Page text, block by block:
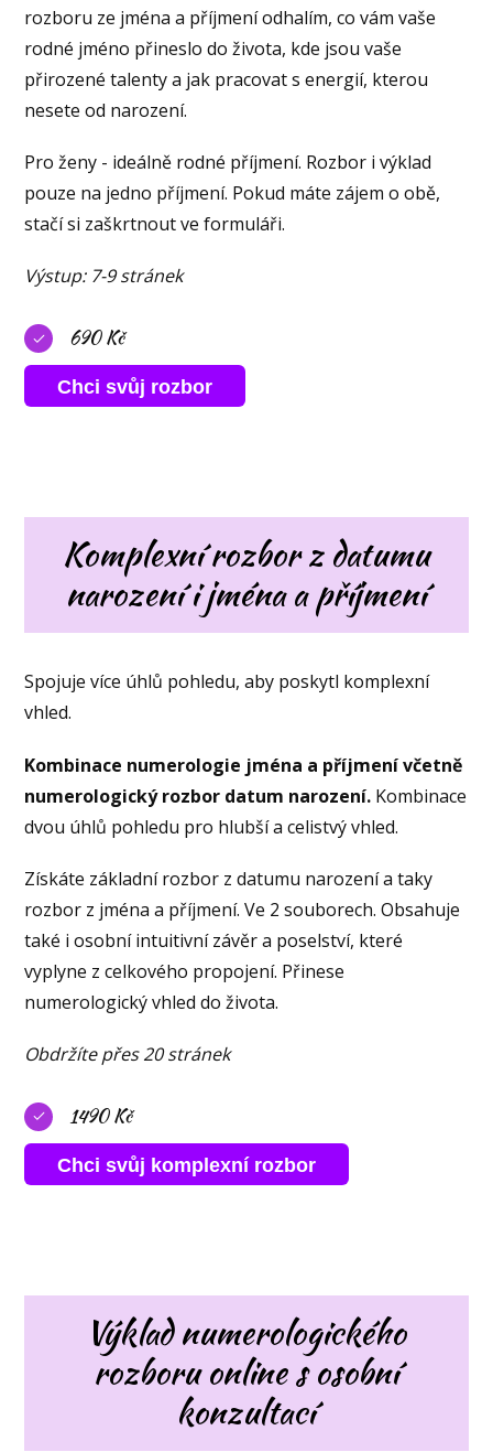
rozboru ze jména a příjmení odhalím, co vám vaše
rodné jméno přineslo do života, kde jsou vaše
přirozené talenty a jak pracovat s energií, kterou
nesete od narození.
Pro ženy - ideálně rodné příjmení. Rozbor i výklad
pouze na jedno příjmení. Pokud máte zájem o obě,
stačí si zaškrtnout ve formuláři.
Výstup: 7-9 stránek
690 Kč
Chci svůj rozbor
Komplexní rozbor z datumu
narození i jména a příjmení
Spojuje více úhlů pohledu, aby poskytl komplexní
vhled.
Kombinace numerologie jména a příjmení včetně
numerologický rozbor datum narození. Kombinace
dvou úhlů pohledu pro hlubší a celistvý vhled.
Získáte základní rozbor z datumu narození a taky
rozbor z jména a příjmení. Ve 2 souborech. Obsahuje
také i osobní intuitivní závěr a poselství, které
vyplyne z celkového propojení. Přinese
numerologický vhled do života.
Obdržíte přes 20 stránek
1490 Kč
Chci svůj komplexní rozbor
Výklad numerologického
rozboru online s osobní
konzultací